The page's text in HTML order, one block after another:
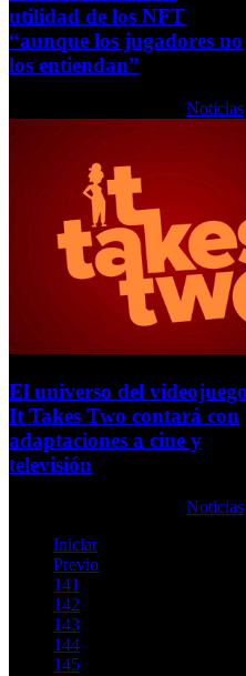
utilidad de los NFT
“aunque los jugadores no
los entiendan”
Noticias
El universo del videojuego
It Takes Two contará con
adaptaciones a cine y
televisión
Noticias
Iniciar
Previo
141
142
143
144
145